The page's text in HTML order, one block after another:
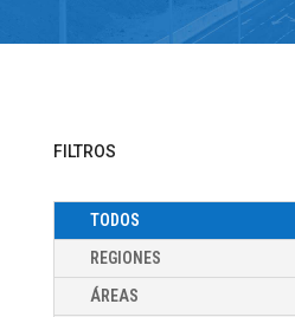
FILTROS
TODOS
REGIONES
ÁREAS